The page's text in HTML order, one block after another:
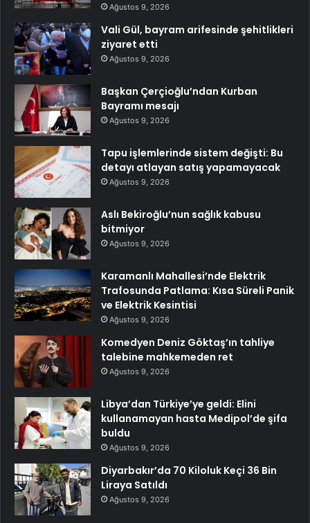
Ağustos 9, 2026
Vali Gül, bayram arifesinde şehitlikleri
ziyaret etti
Ağustos 9, 2026
Başkan Çerçioğlu’ndan Kurban
Bayramı mesajı
Ağustos 9, 2026
Tapu işlemlerinde sistem değişti: Bu
detayı atlayan satış yapamayacak
Ağustos 9, 2026
Aslı Bekiroğlu’nun sağlık kabusu
bitmiyor
Ağustos 9, 2026
Karamanlı Mahallesi’nde Elektrik
Trafosunda Patlama: Kısa Süreli Panik
ve Elektrik Kesintisi
Ağustos 9, 2026
Komedyen Deniz Göktaş’ın tahliye
talebine mahkemeden ret
Ağustos 9, 2026
Libya’dan Türkiye’ye geldi: Elini
kullanamayan hasta Medipol’de şifa
buldu
Ağustos 9, 2026
Diyarbakır’da 70 Kiloluk Keçi 36 Bin
Liraya Satıldı
Ağustos 9, 2026